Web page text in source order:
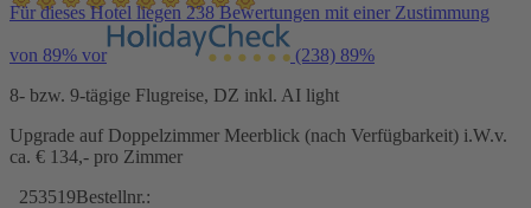
Für dieses Hotel liegen 238 Bewertungen mit einer Zustimmung
von 89% vor (238) 89%
8- bzw. 9-tägige Flugreise, DZ inkl. AI light
Upgrade auf Doppelzimmer Meerblick (nach Verfügbarkeit) i.W.v.
ca. € 134,- pro Zimmer
253519Bestellnr.: